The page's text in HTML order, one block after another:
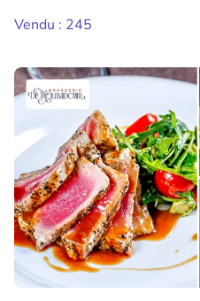
Vendu : 245